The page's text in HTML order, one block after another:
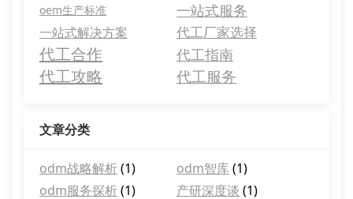
oem生产标准 一站式服务
一站式解决方案 代工厂家选择
代工合作 代工指南
代工攻略 代工服务
文章分类
odm战略解析(1) odm智库 (1)
odm服务探析(1) 产研深度谈 (1)